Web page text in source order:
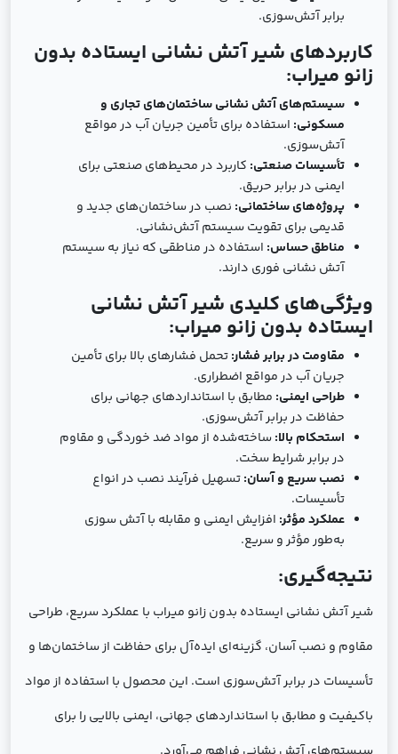
برابر آتش‌سوزی.
کاربردهای شیر آتش نشانی ایستاده بدون
زانو میراب:
سیستم‌های آتش نشانی ساختمان‌های تجاری و
مسکونی: استفاده برای تأمین جریان آب در مواقع
آتش‌سوزی.
تأسیسات صنعتی: کاربرد در محیط‌های صنعتی برای
ایمنی در برابر حریق.
پروژه‌های ساختمانی: نصب در ساختمان‌های جدید و
قدیمی برای تقویت سیستم آتش‌نشانی.
مناطق حساس: استفاده در مناطقی که نیاز به سیستم
آتش نشانی فوری دارند.
ویژگی‌های کلیدی شیر آتش نشانی
ایستاده بدون زانو میراب:
مقاومت در برابر فشار:تحمل فشارهای بالا برای تأمین
جریان آب در مواقع اضطراری.
طراحی ایمنی: مطابق با استانداردهای جهانی برای
حفاظت در برابر آتش‌سوزی.
استحکام بالا:ساخته‌شده از مواد ضد خوردگی و مقاوم
در برابر شرایط سخت.
نصب سریع و آسان:تسهیل فرآیند نصب در انواع
تأسیسات.
عملکرد مؤثر: افزایش ایمنی و مقابله با آتش سوزی
به‌طور مؤثر و سریع.
نتیجه‌گیری:
شیر آتش نشانی ایستاده بدون زانو میراب با عملکرد سریع، طراحی
مقاوم و نصب آسان، گزینه‌ای ایده‌آل برای حفاظت از ساختمان‌ها و
تأسیسات در برابر آتش‌سوزی است. این محصول با استفاده از مواد
باکیفیت و مطابق با استانداردهای جهانی، ایمنی بالایی را برای